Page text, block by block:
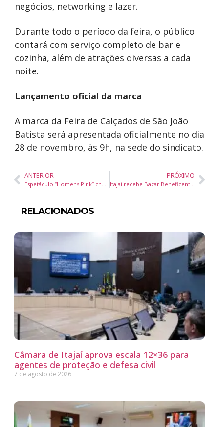
negócios, networking e lazer.
Durante todo o período da feira, o público
contará com serviço completo de bar e
cozinha, além de atrações diversas a cada
noite.
Lançamento oficial da marca
A marca da Feira de Calçados de São João
Batista será apresentada oficialmente no dia
28 de novembro, às 9h, na sede do sindicato.
ANTERIOR
Espetáculo “Homens Pink” chega a Itajaí e Joinville com apresentações gratuitas em novembro
PRÓXIMO
Itajaí recebe Bazar Beneficente do Hospital Infantil Pequeno Anjo com produtos apreendidos pela Receita Federal
RELACIONADOS
Câmara de Itajaí aprova escala 12×36 para
agentes de proteção e defesa civil
7 de agosto de 2026